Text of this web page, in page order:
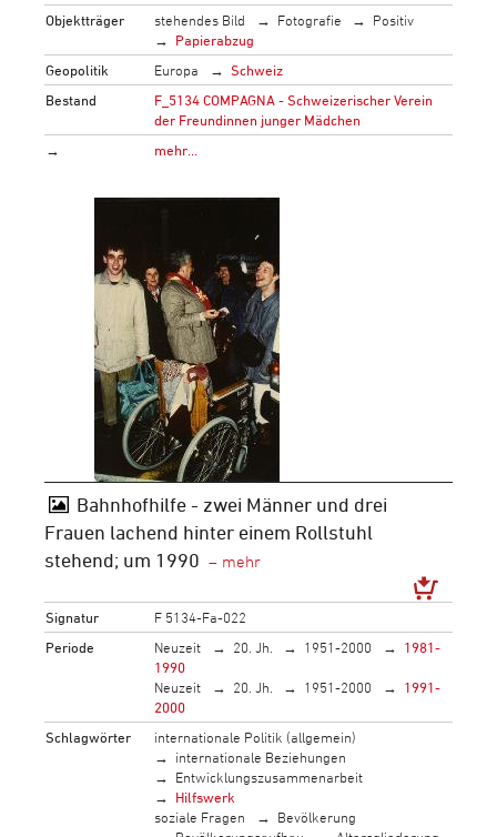
Objektträger
stehendes Bild Fotografie
Positiv
Papierabzug
Geopolitik
Europa
Schweiz
Bestand
F_5134 COMPAGNA - Schweizerischer Verein
der Freundinnen junger Mädchen
→
mehr…
Bahnhofhilfe - zwei Männer und drei
Frauen lachend hinter einem Rollstuhl
stehend; um 1990
Signatur
F 5134-Fa-022
Periode
Neuzeit 20. Jh. 1951-2000
1981-
1990
Neuzeit
20. Jh. 1951-2000
1991-
2000
Schlagwörter
internationale Politik (allgemein)
internationale Beziehungen
Entwicklungszusammenarbeit
Hilfswerk
soziale Fragen
Bevölkerung